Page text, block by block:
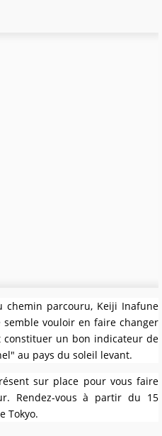
parcouru, Keiji Inafune
vouloir en faire changer
constituer un bon indicateur de
au pays du soleil levant.
sur place pour vous faire
Rendez-vous à partir du 15
Tokyo.